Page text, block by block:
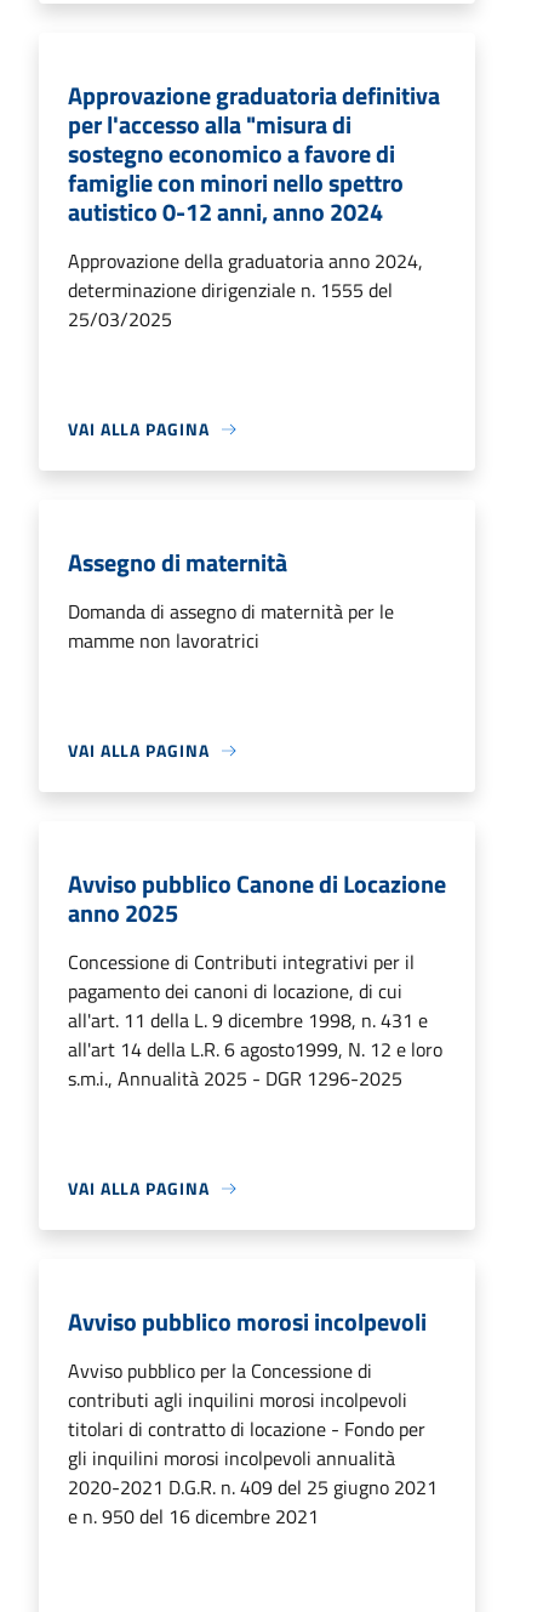
Approvazione graduatoria definitiva
per l'accesso alla "misura di
sostegno economico a favore di
famiglie con minori nello spettro
autistico 0-12 anni, anno 2024
Approvazione della graduatoria anno 2024,
determinazione dirigenziale n. 1555 del
25/03/2025
VAI ALLA PAGINA
Assegno di maternità
Domanda di assegno di maternità per le
mamme non lavoratrici
VAI ALLA PAGINA
Avviso pubblico Canone di Locazione
anno 2025
Concessione di Contributi integrativi per il
pagamento dei canoni di locazione, di cui
all'art. 11 della L. 9 dicembre 1998, n. 431 e
all'art 14 della L.R. 6 agosto1999, N. 12 e loro
s.m.i., Annualità 2025 - DGR 1296-2025
VAI ALLA PAGINA
Avviso pubblico morosi incolpevoli
Avviso pubblico per la Concessione di
contributi agli inquilini morosi incolpevoli
titolari di contratto di locazione - Fondo per
gli inquilini morosi incolpevoli annualità
2020-2021 D.G.R. n. 409 del 25 giugno 2021
e n. 950 del 16 dicembre 2021